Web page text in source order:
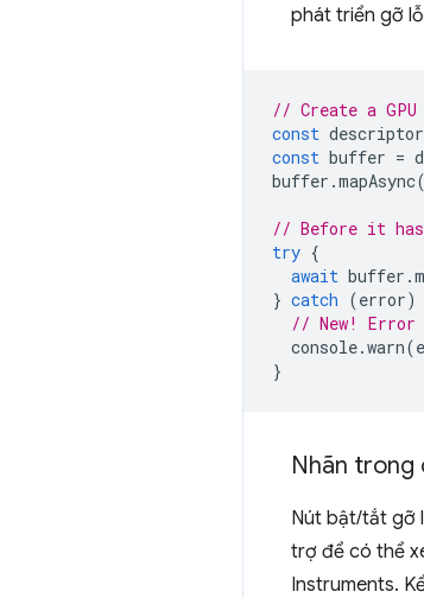
phát triển gỡ
// Create a
const descriptor
const buffer =
buffer .mapAsync(
// Before it has
try {
await buffer .
} catch (error)
// New! Error
console.warn(
}
Nhãn trong
Nút bật/tắt gỡ
trợ để có thể
Instruments.